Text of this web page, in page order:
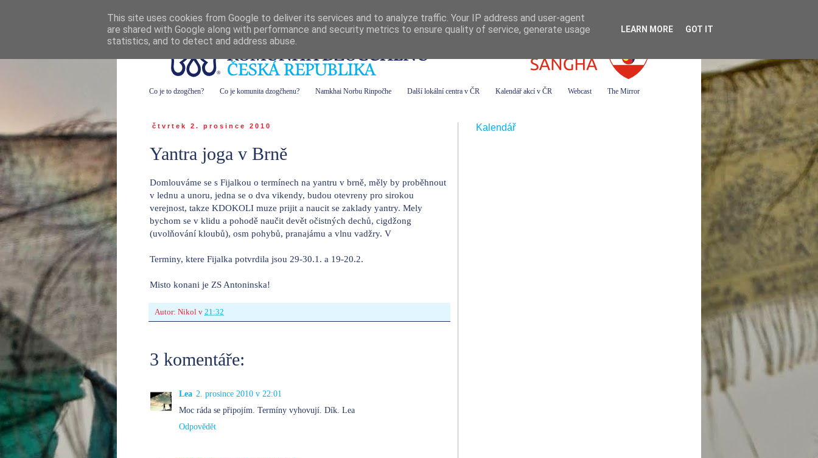
Co je to dzogčhen? Co je komunita dzogčhenu? Namkhai Norbu Rinpočhe Další lokální centra v ČR Kalendář akcí v ČR Webcast The Mirror
čtvrtek 2. prosince 2010
Yantra joga v Brně
Domlouváme se s Fijalkou o termínech na yantru v brně, měly by proběhnout
v lednu a unoru, jedna se o dva vikendy, budou otevreny pro sirokou
verejnost, takze KDOKOLI muze prijit a naucit se zaklady yantry. Mely
bychom se v klidu a pohodě naučit devět očistných dechů, cigdžong
(uvolňování kloubů), osm pohybů, pranajámu a vlnu vadžry. V
Terminy, ktere Fijalka potvrdila jsou 29-30.1. a 19-20.2.
Misto konani je ZS Antoninska!
Autor: Nikol v 21:32
3 komentáře:
Lea 2. prosince 2010 v 22:01
Moc ráda se připojím. Termíny vyhovují. Dík. Lea
Odpovědět
Kalendář
This site uses cookies from Google to deliver its services and to analyze traffic. Your IP address and user-agent
are shared with Google along with performance and security metrics to ensure quality of service, generate usage
statistics, and to detect and address abuse.
LEARN MORE GOT IT